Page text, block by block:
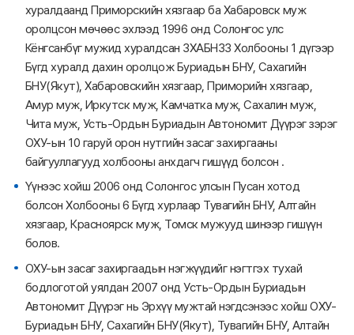
хуралдаанд Приморскийн хязгаар ба Хабаровск муж
оролцсон мөчөөс эхлээд 1996 онд Солонгос улс
Кёнгсанбүг мужид хуралдсан ЗХАБНЗЗ Холбооны 1 дүгээр
Бүгд хуралд дахин оролцож Буриадын БНУ, Сахагийн
БНУ(Якут), Хабаровскийн хязгаар, Приморийн хязгаар,
Амур муж, Иркутск муж, Камчатка муж, Сахалин муж,
Чита муж, Усть-Ордын Буриадын Автономит Дүүрэг зэрэг
ОХУ-ын 10 гаруй орон нутгийн засаг захиргааны
байгууллагууд холбооны анхдагч гишүүд болсон .
Үүнээс хойш 2006 онд Солонгос улсын Пусан хотод
болсон Холбооны 6 Бүгд хурлаар Тувагийн БНУ, Алтайн
хязгаар, Красноярск муж, Томск мужууд шинээр гишүүн
болов.
ОХУ-ын засаг захиргаадын нэгжүүдийг нэгтгэх тухай
бодлоготой уялдан 2007 онд Усть-Ордын Буриадын
Автономит Дүүрэг нь Эрхүү мужтай нэгдсэнээс хойш ОХУ-
Буриадын БНУ, Сахагийн БНУ(Якут), Тувагийн БНУ, Алтайн